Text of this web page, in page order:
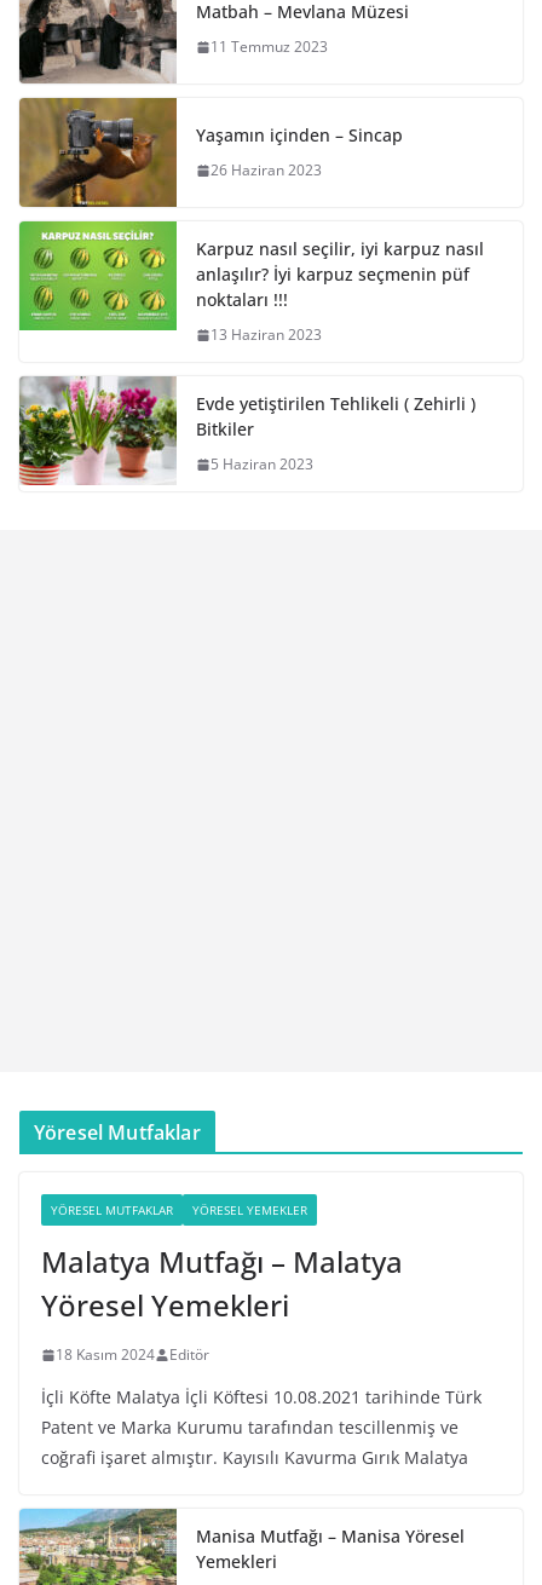
Matbah – Mevlana Müzesi
11 Temmuz 2023
Yaşamın içinden – Sincap
26 Haziran 2023
Karpuz nasıl seçilir, iyi karpuz nasıl
anlaşılır? İyi karpuz seçmenin püf
noktaları !!!
13 Haziran 2023
Evde yetiştirilen Tehlikeli ( Zehirli )
Bitkiler
5 Haziran 2023
Yöresel Mutfaklar
YÖRESEL MUTFAKLAR YÖRESEL YEMEKLER
Malatya Mutfağı – Malatya
Yöresel Yemekleri
18 Kasım 2024 Editör
İçli Köfte Malatya İçli Köftesi 10.08.2021 tarihinde Türk
Patent ve Marka Kurumu tarafından tescillenmiş ve
coğrafi işaret almıştır. Kayısılı Kavurma Gırık Malatya
Manisa Mutfağı – Manisa Yöresel
Yemekleri